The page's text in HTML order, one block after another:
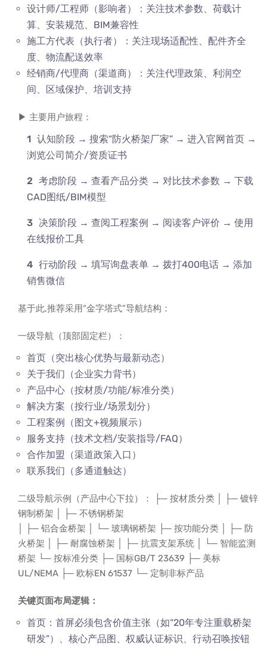
设计师/工程师（影响者）：关注技术参数、荷载计
算、安装规范、BIM兼容性
施工方代表（执行者）：关注现场适配性、配件齐全
度、物流配送效率
经销商/代理商（渠道商）：关注代理政策、利润空
间、区域保护、培训支持
▶ 主要用户旅程：
认知阶段 → 搜索“防火桥架厂家” → 进入官网首页 →
浏览公司简介/资质证书
考虑阶段 → 查看产品分类 → 对比技术参数 → 下载
CAD图纸/BIM模型
决策阶段 → 查阅工程案例 → 阅读客户评价 → 使用
在线报价工具
行动阶段 → 填写询盘表单 → 拨打400电话 → 添加
销售微信
基于此,推荐采用“金字塔式”导航结构：
一级导航（顶部固定栏）：
首页（突出核心优势与最新动态）
关于我们（企业实力背书）
产品中心（按材质/功能/标准分类）
解决方案（按行业/场景划分）
工程案例（图文+视频展示）
服务支持（技术文档/安装指导/FAQ）
合作加盟（渠道政策入口）
联系我们（多通道触达）
二级导航示例（产品中心下拉）： ├─ 按材质分类 │ ├─ 镀锌
钢制桥架 │ ├─ 不锈钢桥架
│ ├─ 铝合金桥架 │ └─ 玻璃钢桥架 ├─ 按功能分类 │ ├─ 防
火桥架 │ ├─ 耐腐蚀桥架 │ ├─ 抗震支架系统 │ └─ 智能监测
桥架 └─ 按标准分类 ├─ 国标GB/T 23639 ├─ 美标
UL/NEMA ├─ 欧标EN 61537 └─ 定制非标产品
关键页面布局逻辑：
首页：首屏必须包含价值主张（如“20年专注重载桥架
研发”）、核心产品图、权威认证标识、行动召唤按钮